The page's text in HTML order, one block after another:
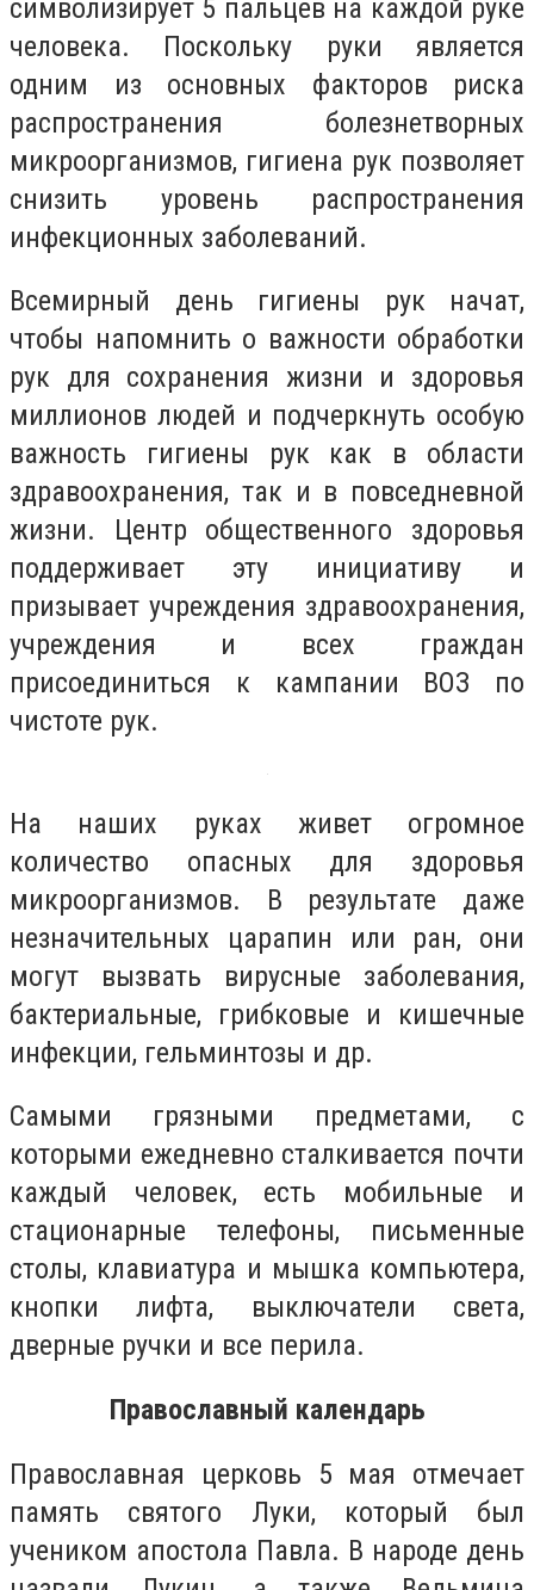
символизирует 5 пальцев на каждой руке
человека. Поскольку руки является
одним из основных факторов риска
распространения болезнетворных
микроорганизмов, гигиена рук позволяет
снизить уровень распространения
инфекционных заболеваний.
Всемирный день гигиены рук начат,
чтобы напомнить о важности обработки
рук для сохранения жизни и здоровья
миллионов людей и подчеркнуть особую
важность гигиены рук как в области
здравоохранения, так и в повседневной
жизни. Центр общественного здоровья
поддерживает эту инициативу и
призывает учреждения здравоохранения,
учреждения и всех граждан
присоединиться к кампании ВОЗ по
чистоте рук.
На наших руках живет огромное
количество опасных для здоровья
микроорганизмов. В результате даже
незначительных царапин или ран, они
могут вызвать вирусные заболевания,
бактериальные, грибковые и кишечные
инфекции, гельминтозы и др.
Самыми грязными предметами, с
которыми ежедневно сталкивается почти
каждый человек, есть мобильные и
стационарные телефоны, письменные
столы, клавиатура и мышка компьютера,
кнопки лифта, выключатели света,
дверные ручки и все перила.
Православный календарь
Православная церковь 5 мая отмечает
память святого Луки, который был
учеником апостола Павла. В народе день